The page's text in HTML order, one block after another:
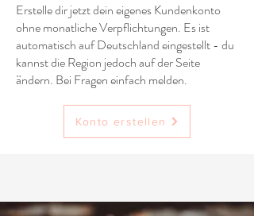
Erstelle dir jetzt dein eigenes Kundenkonto
ohne monatliche Verpflichtungen. Es ist
automatisch auf Deutschland eingestellt - du
kannst die Region jedoch auf der Seite
ändern. Bei Fragen einfach melden.
Konto erstellen